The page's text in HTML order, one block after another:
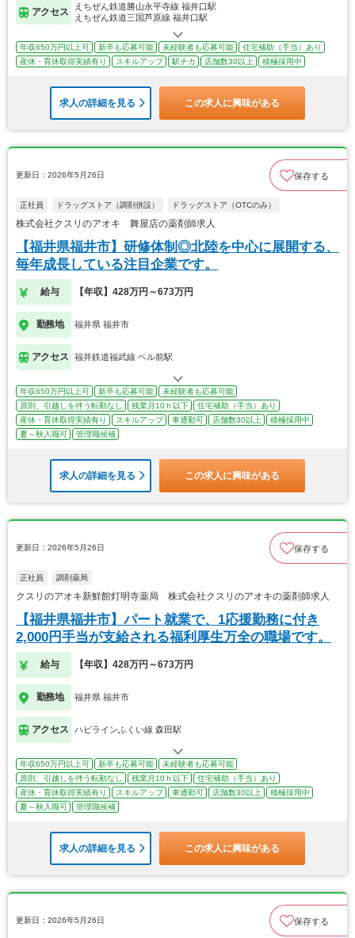
アクセス
えちぜん鉄道勝山永平寺線 福井口駅
えちぜん鉄道三国芦原線 福井口駅
年収650万円以上可 新卒も応募可能 未経験者も応募可能
住宅補助（手当）あり
産休・育休取得実績有り
スキルアップ 駅チカ 店舗数30以上 積極採用中
求人の詳細を見る この求人に興味がある
更新日：2026年5月26日 保存する
正社員 ドラッグストア（調剤併設） ドラッグストア（OTCのみ）
株式会社クスリのアオキ 舞屋店の薬剤師求人
【福井県福井市】研修体制◎北陸を中心に展開する、
毎年成長している注目企業です。
給与 【年収】428万円～673万円
勤務地 福井県 福井市
アクセス 福井鉄道福武線 ベル前駅
年収650万円以上可 新卒も応募可能
未経験者も応募可能
原則、引越しを伴う転勤なし
残業月10ｈ以下
住宅補助（手当）あり
産休・育休取得実績有り
スキルアップ 車通勤可 店舗数30以上
積極採用中
夏～秋入職可
管理職候補
求人の詳細を見る この求人に興味がある
更新日：2026年5月26日 保存する
正社員 調剤薬局
クスリのアオキ新鮮館灯明寺薬局 株式会社クスリのアオキの薬剤師求人
【福井県福井市】パート就業で、1応援勤務に付き
2,000円手当が支給される福利厚生万全の職場です。
給与 【年収】428万円～673万円
勤務地 福井県 福井市
アクセス ハピラインふくい線 森田駅
年収650万円以上可 新卒も応募可能
未経験者も応募可能
原則、引越しを伴う転勤なし
残業月10ｈ以下
住宅補助（手当）あり
産休・育休取得実績有り
スキルアップ 車通勤可 店舗数30以上
積極採用中
夏～秋入職可
管理職候補
求人の詳細を見る この求人に興味がある
更新日：2026年5月26日 保存する